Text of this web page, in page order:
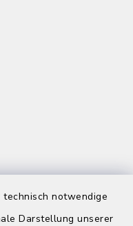
notwendige
Darstellung unserer